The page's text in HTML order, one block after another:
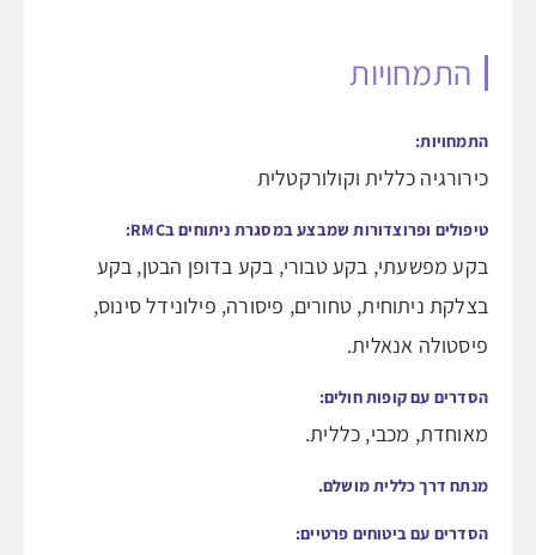
התמחויות
התמחויות:
כירורגיה כללית וקולורקטלית
טיפולים ופרוצדורות שמבצע במסגרת ניתוחים בRMC:
בקע מפשעתי, בקע טבורי, בקע בדופן הבטן, בקע
בצלקת ניתוחית, טחורים, פיסורה, פילונידל סינוס,
פיסטולה אנאלית.
הסדרים עם קופות חולים:
מאוחדת, מכבי, כללית.
מנתח דרך כללית מושלם.
הסדרים עם ביטוחים פרטיים: